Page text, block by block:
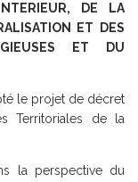
DE LA
ET DES
ET DU
le projet de décret
Territoriales de la
la perspective du